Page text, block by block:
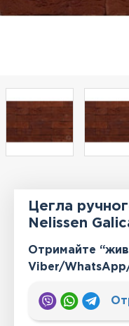
Цегла
Nelissen
Отримайте
Viber/